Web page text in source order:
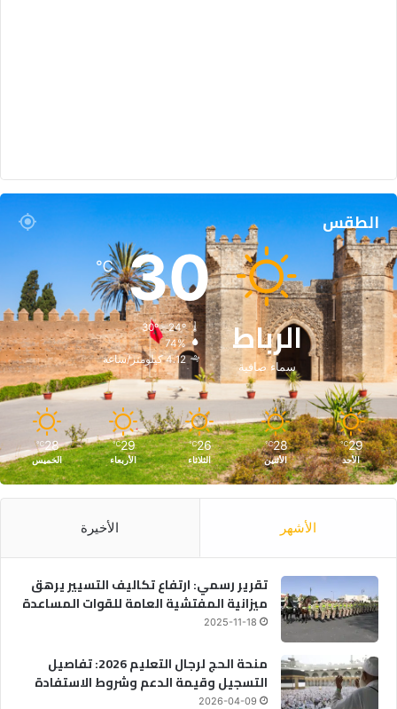
الطقس
الرباط
سماء صافية
30
℃
30º - 24º
74%
4.12 كيلومتر/ساعة
29
℃
الأحد
28
℃
الأثنين
26
℃
الثلاثاء
29
℃
الأربعاء
28
℃
الخميس
الأشهر الأخيرة
تقرير رسمي: ارتفاع تكاليف التسيير يرهق
ميزانية المفتشية العامة للقوات المساعدة
2025-11-18
منحة الحج لرجال التعليم 2026: تفاصيل
التسجيل وقيمة الدعم وشروط الاستفادة
2026-04-09